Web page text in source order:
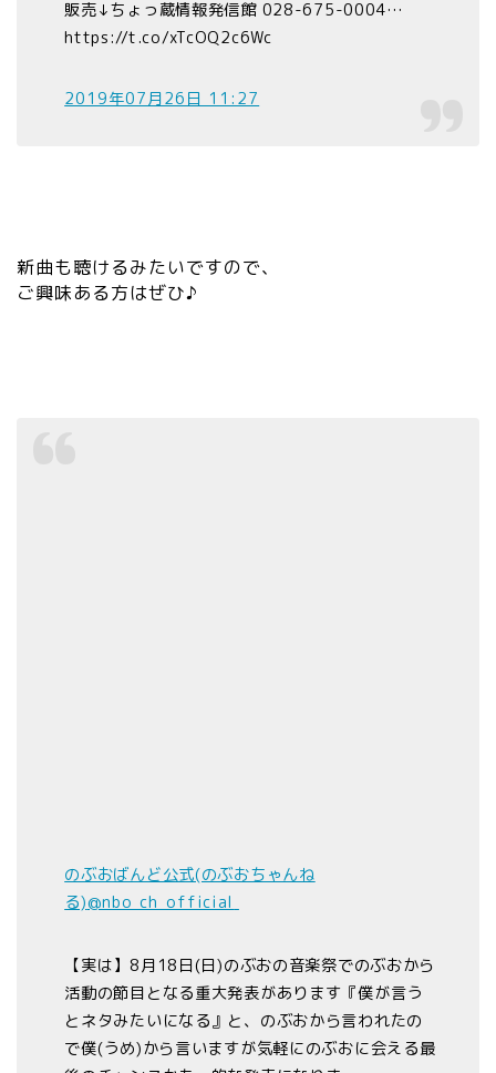
販売↓ちょっ蔵情報発信館 028-675-0004…
https://t.co/xTcOQ2c6Wc
2019年07月26日 11:27
新曲も聴けるみたいですので、
ご興味ある方はぜひ♪
のぶおばんど公式(のぶおちゃんね
る)@nbo_ch_official
【実は】8月18日(日)のぶおの音楽祭でのぶおから
活動の節目となる重大発表があります『僕が言う
とネタみたいになる』と、のぶおから言われたの
で僕(うめ)から言いますが気軽にのぶおに会える最